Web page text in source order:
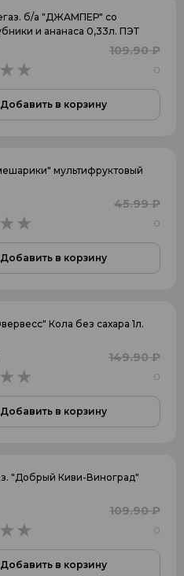
б/а "ДЖАМПЕР" со
и ананаса 0,33л. ПЭТ
109.90 ₽
0
Добавить в корзину
мультифруктовый
45.99 ₽
0
Добавить в корзину
Кола без сахара 1л.
149.90 ₽
0
Добавить в корзину
"Добрый Киви-Виноград"
109.90 ₽
0
Добавить в корзину